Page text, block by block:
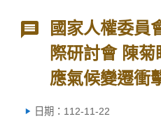
國家人權委員
際研討會 陳
應氣候變遷衝
日期：112-11-22